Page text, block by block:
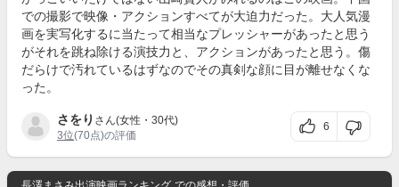
での撮影で映像・アクションすべてが大迫力だった。大人気漫
画を実写化するに当たって相当なプレッシャーがあったと思う
がそれを跳ね除ける演技力と、アクションがあったと思う。傷
だらけで汚れているはずなのでその真剣な顔に目が離せなくな
った。
さをり さん(女性・30代)
3位(70点)の評価
6